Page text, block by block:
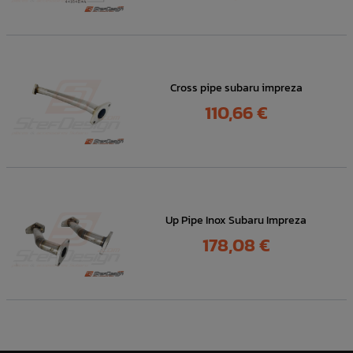
Cross pipe subaru impreza
Prix
110,66 €
Up Pipe Inox Subaru Impreza
Prix
178,08 €